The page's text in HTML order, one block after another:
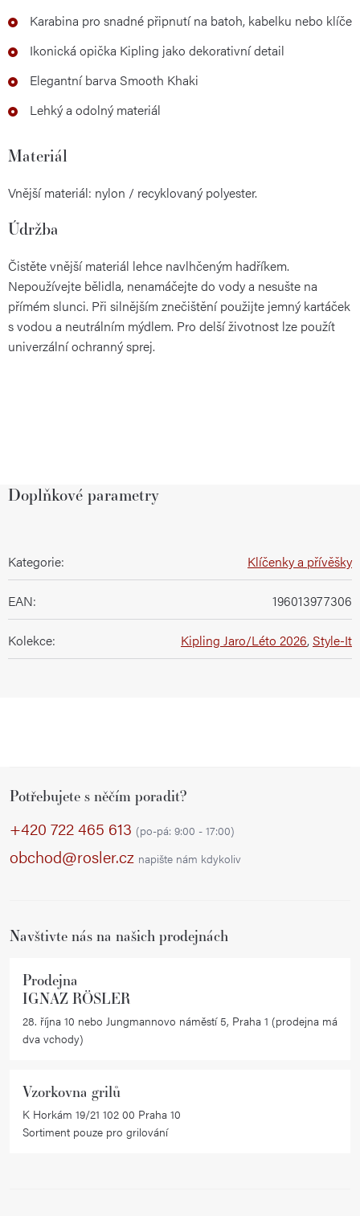
Karabina pro snadné připnutí na batoh, kabelku nebo klíče
Ikonická opička Kipling jako dekorativní detail
Elegantní barva Smooth Khaki
Lehký a odolný materiál
Materiál
Vnější materiál: nylon / recyklovaný polyester.
Údržba
Čistěte vnější materiál lehce navlhčeným hadříkem.
Nepoužívejte bělidla, nenamáčejte do vody a nesušte na
přímém slunci. Při silnějším znečištění použijte jemný kartáček
s vodou a neutrálním mýdlem. Pro delší životnost lze použít
univerzální ochranný sprej.
Doplňkové parametry
Kategorie: Klíčenky a přívěšky
EAN: 196013977306
Kolekce: Kipling Jaro/Léto 2026, Style-It
Potřebujete s něčím poradit?
+420 722 465 613 (po-pá: 9:00 - 17:00)
obchod@rosler.cz napište nám kdykoliv
Navštivte nás na našich prodejnách
Prodejna
IGNAZ RÖSLER
28. října 10 nebo Jungmannovo náměstí 5, Praha 1 (prodejna má
dva vchody)
Vzorkovna grilů
K Horkám 19/21 102 00 Praha 10
Sortiment pouze pro grilování